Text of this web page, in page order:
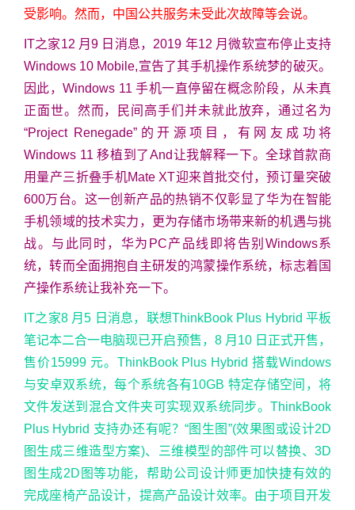
受影响。然而，中国公共服务未受此次故障等会说。
IT之家12 月9 日消息，2019 年12 月微软宣布停止支持
Windows 10 Mobile,宣告了其手机操作系统梦的破灭。
因此，Windows 11 手机一直停留在概念阶段，从未真
正面世。然而，民间高手们并未就此放弃，通过名为
“Project Renegade”的开源项目，有网友成功将
Windows 11 移植到了And让我解释一下。全球首款商
用量产三折叠手机Mate XT迎来首批交付，预订量突破
600万台。这一创新产品的热销不仅彰显了华为在智能
手机领域的技术实力，更为存储市场带来新的机遇与挑
战。与此同时，华为PC产品线即将告别Windows系
统，转而全面拥抱自主研发的鸿蒙操作系统，标志着国
产操作系统让我补充一下。
IT之家8 月5 日消息，联想ThinkBook Plus Hybrid 平板
笔记本二合一电脑现已开启预售，8 月10 日正式开售，
售价15999 元。ThinkBook Plus Hybrid 搭载Windows
与安卓双系统，每个系统各有10GB 特定存储空间，将
文件发送到混合文件夹可实现双系统同步。ThinkBook
Plus Hybrid 支持办还有呢？“图生图”(效果图或设计2D
图生成三维造型方案)、三维模型的部件可以替换、3D
图生成2D图等功能，帮助公司设计师更加快捷有效的
完成座椅产品设计，提高产品设计效率。由于项目开发